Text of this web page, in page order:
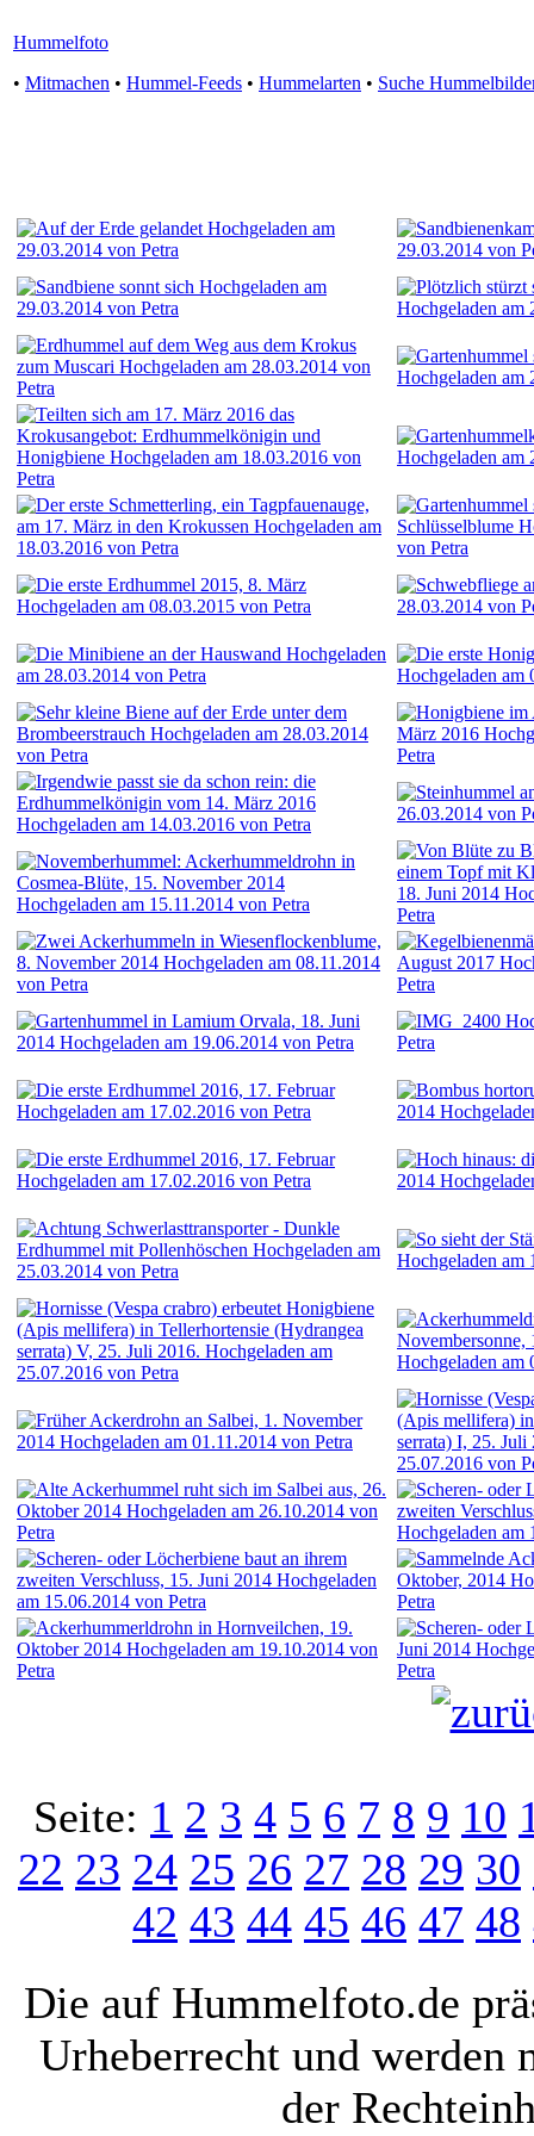
Hummelfoto
• Mitmachen • Hummel-Feeds • Hummelarten • Suche
Seite: 1 2 3 4 5 6 7 8 9 10
22 23 24 25 26 27 28 29 30
42 43 44 45 46 47 48
Die auf Hummelfoto.de
Urheberrecht und werden
der